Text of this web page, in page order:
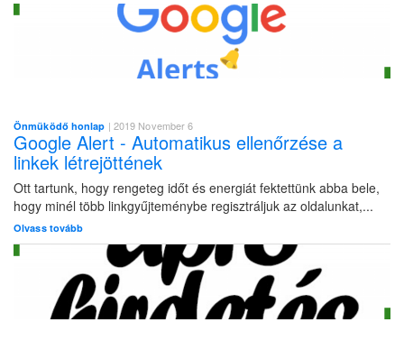
Önmüködő honlap | 2019 November 6
Google Alert - Automatikus ellenőrzése a
linkek létrejöttének
Ott tartunk, hogy rengeteg időt és energiát fektettünk abba bele,
hogy minél több linkgyűjteménybe regisztráljuk az oldalunkat,...
Olvass tovább